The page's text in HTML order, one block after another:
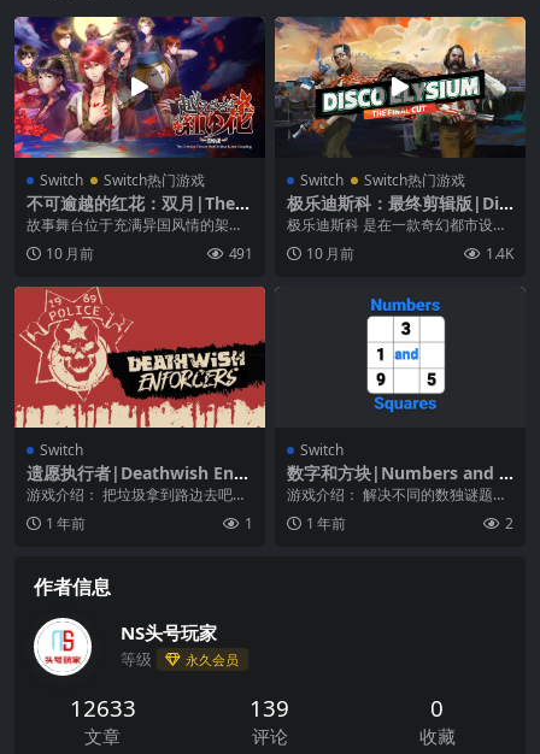
Switch Switch热门游戏
不可逾越的红花：双月|The C
rimson Flower that Divide
故事舞台位于充满异国风情的架空
世界——登场人物们在涉及国家冲
突下所展开的浓郁爱情...
10 月前 491
Switch Switch热门游戏
极乐迪斯科：最终剪辑版|Dis
co Elysium: The Final Cut中
极乐迪斯科 是在一款奇幻都市设定
下，极具开创性的硬汉风侦探类等
距视角RPG游戏。...
10 月前 1.4K
Switch
遗愿执行者|Deathwish Enfo
rcers
游戏介绍： 把垃圾拿到路边去吧！
那是1969年，一个邪恶的犯罪集团
试图掌控旧金...
1 年前 1
Switch
数字和方块|Numbers and S
quares
游戏介绍： 解决不同的数独谜题，
从四种不同的难度中选择。
1 年前 2
作者信息
NS头号玩家
等级 永久会员
12633
文章
139
评论
0
收藏